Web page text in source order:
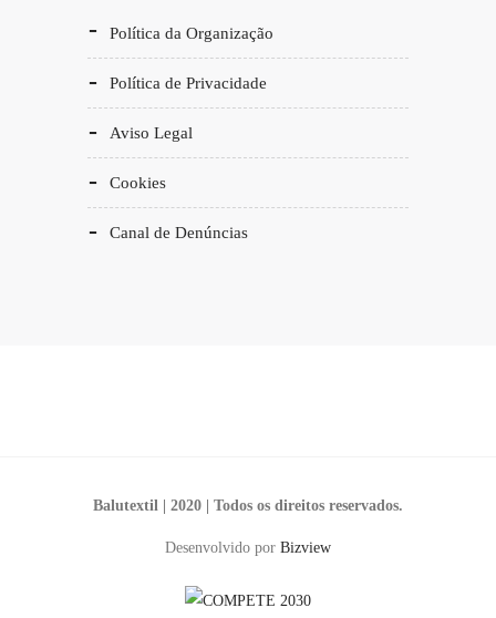
Política da Organização
Política de Privacidade
Aviso Legal
Cookies
Canal de Denúncias
Balutextil | 2020 | Todos os direitos reservados.
Desenvolvido por Bizview